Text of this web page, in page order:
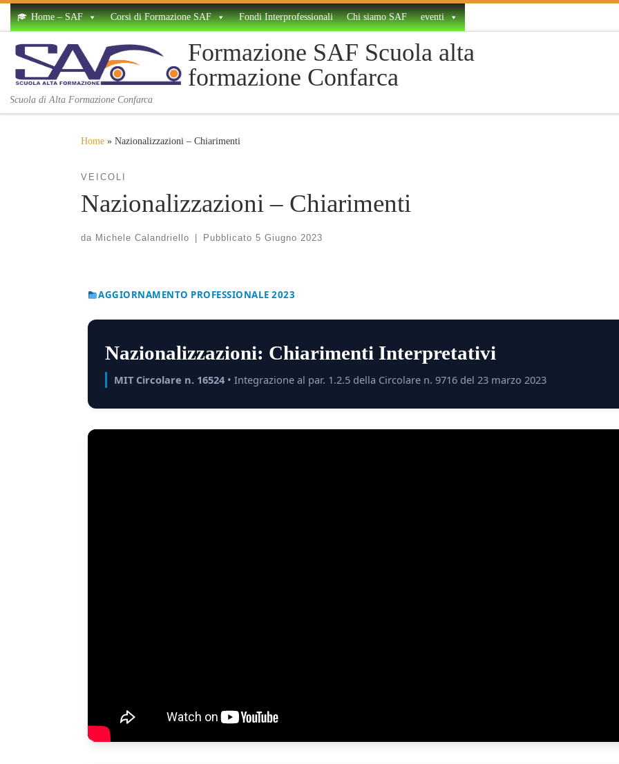
Skip to content
Home – SAF Corsi di Formazione SAF Fondi Interprofessionali Chi siamo SAF eventi
Formazione SAF Scuola alta
formazione Confarca
Scuola di Alta Formazione Confarca
Home » Nazionalizzazioni – Chiarimenti
VEICOLI
Nazionalizzazioni – Chiarimenti
da Michele Calandriello Pubblicato 5 Giugno 2023
AGGIORNAMENTO PROFESSIONALE 2023
Nazionalizzazioni: Chiarimenti Interpretativi
MIT Circolare n. 16524 • Integrazione al par. 1.2.5 della Circolare n. 9716 del 23 marzo 2023